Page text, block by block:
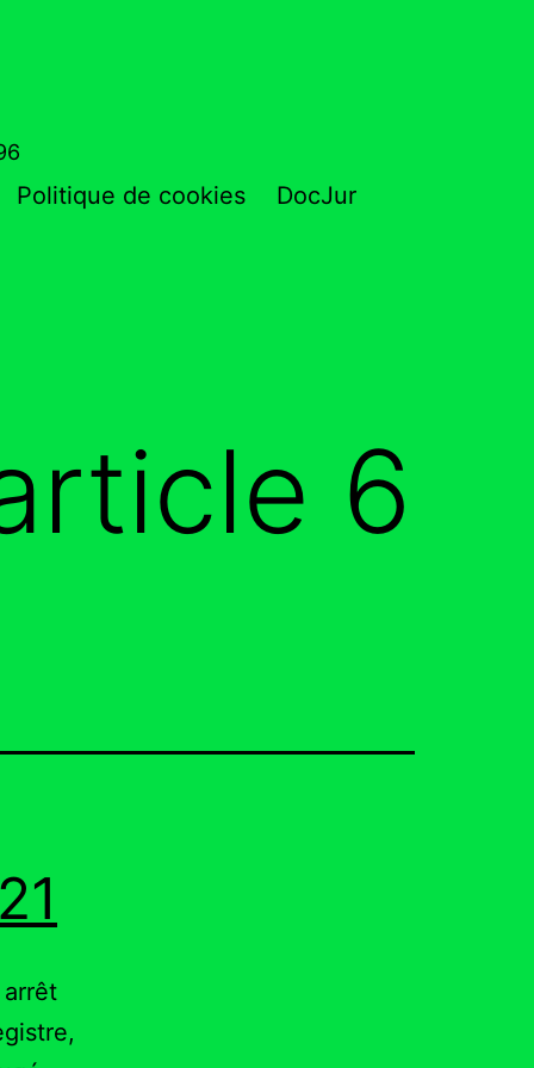
Politique de cookies DocJur
6